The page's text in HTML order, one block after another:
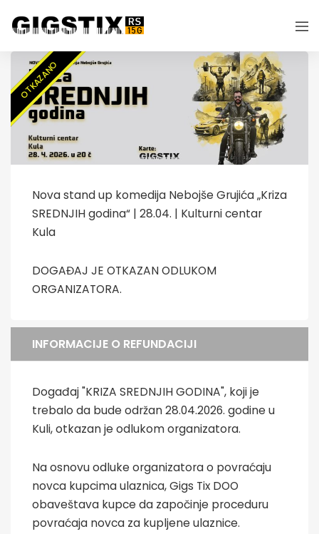
OTKAZANO
Nova stand up komedija Nebojše Grujića „Kriza
SREDNJIH godina“ | 28.04. | Kulturni centar
Kula
DOGAĐAJ JE OTKAZAN ODLUKOM
ORGANIZATORA.
INFORMACIJE O REFUNDACIJI
Događaj "KRIZA SREDNJIH GODINA", koji je
trebalo da bude održan 28.04.2026. godine u
Kuli, otkazan je odlukom organizatora.
Na osnovu odluke organizatora o povraćaju
novca kupcima ulaznica, Gigs Tix DOO
obaveštava kupce da započinje proceduru
povraćaja novca za kupljene ulaznice.